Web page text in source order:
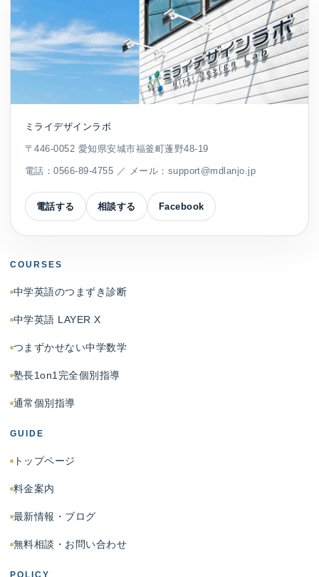
ミライデザインラボ
〒446-0052 愛知県安城市福釜町蓬野48-19
電話：0566-89-4755 ／ メール： support@mdlanjo.jp
電話する 相談する Facebook
COURSES
中学英語のつまずき診断
中学英語 LAYER X
つまずかせない中学数学
塾長1on1完全個別指導
通常個別指導
GUIDE
トップページ
料金案内
最新情報・ブログ
無料相談・お問い合わせ